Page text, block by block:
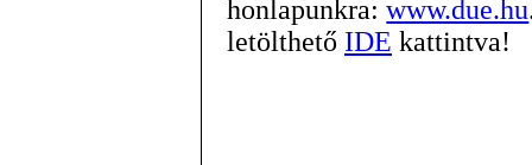
honlapunkra:www.due.hu
letölthető IDE kattintva!